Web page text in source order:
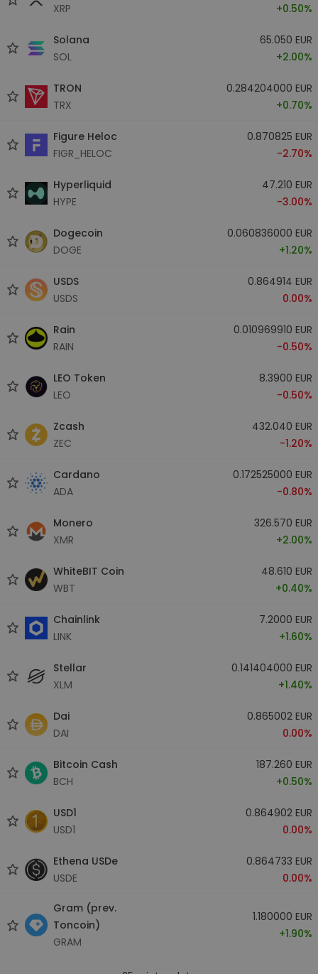
XRP
+0.50%
Solana
SOL
65.050 EUR
+2.00%
TRON
TRX
0.284204000 EUR
+0.70%
Figure Heloc
FIGR_HELOC
0.870825 EUR
-2.70%
Hyperliquid
HYPE
47.210 EUR
-3.00%
Dogecoin
DOGE
0.060836000 EUR
+1.20%
USDS
USDS
0.864914 EUR
0.00%
Rain
RAIN
0.010969910 EUR
-0.50%
LEO Token
LEO
8.3900 EUR
-0.50%
Zcash
ZEC
432.040 EUR
-1.20%
Cardano
ADA
0.172525000 EUR
-0.80%
Monero
XMR
326.570 EUR
+2.00%
WhiteBIT Coin
WBT
48.610 EUR
+0.40%
Chainlink
LINK
7.2000 EUR
+1.60%
Stellar
XLM
0.141404000 EUR
+1.40%
Dai
DAI
0.865002 EUR
0.00%
Bitcoin Cash
BCH
187.260 EUR
+0.50%
USD1
USD1
0.864902 EUR
0.00%
Ethena USDe
USDE
0.864733 EUR
0.00%
Gram (prev.
Toncoin)
GRAM
1.180000 EUR
+1.90%